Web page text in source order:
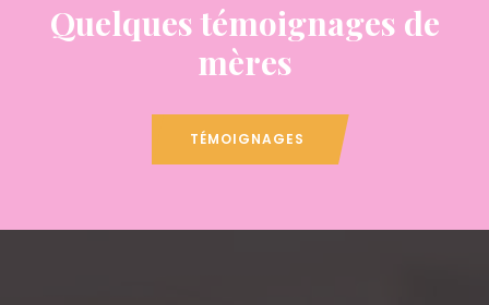
Quelques témoignages de
mères
TÉMOIGNAGES